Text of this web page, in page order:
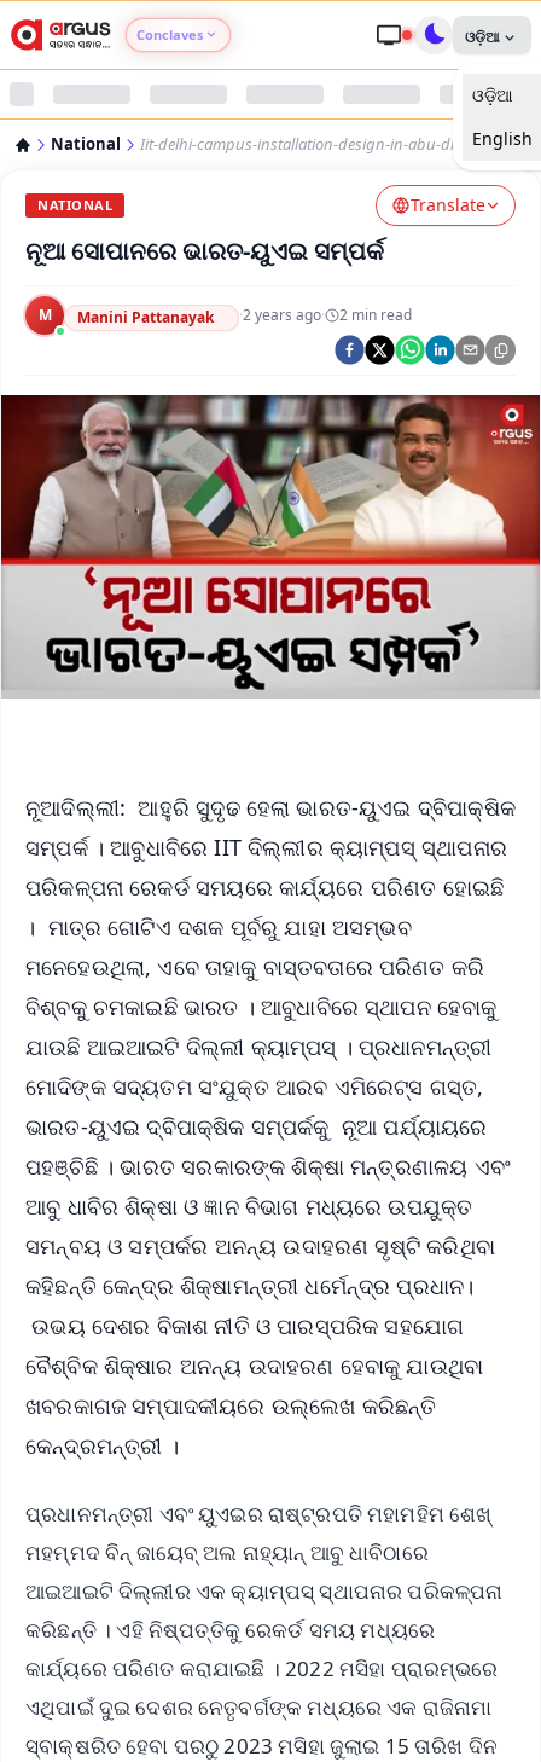
Conclaves
Argus Nari Shakti
Argus Swaad Odisha
Argus Chalo Dekhein Apna Desh
ଓଡ଼ିଆ
ଓଡ଼ିଆ
English
National Iit-delhi-campus-installation-design-in-abu-dhabi
NATIONAL Translate
ନୂଆ ସୋପାନରେ ଭାରତ-ୟୁଏଇ ସମ୍ପର୍କ
M Manini Pattanayak ·2 years ago· 2 min read
ନୂଆଦିଲ୍ଲୀ: ଆହୁରି ସୁଦୃଢ ହେଲା ଭାରତ-ୟୁଏଇ ଦ୍ବିପାକ୍ଷିକ
ସମ୍ପର୍କ । ଆବୁଧାବିରେ IIT ଦିଲ୍ଲୀର କ୍ୟାମ୍ପସ୍ ସ୍ଥାପନାର
ପରିକଳ୍ପନା ରେକର୍ଡ ସମୟରେ କାର୍ଯ୍ୟରେ ପରିଣତ ହୋଇଛି
। ମାତ୍ର ଗୋଟିଏ ଦଶକ ପୂର୍ବରୁ ଯାହା ଅସମ୍ଭବ
ମନେହେଉଥିଲା, ଏବେ ତାହାକୁ ବାସ୍ତବତାରେ ପରିଣତ କରି
ବିଶ୍ବକୁ ଚମକାଇଛି ଭାରତ । ଆବୁଧାବିରେ ସ୍ଥାପନ ହେବାକୁ
ଯାଉଛି ଆଇଆଇଟି ଦିଲ୍ଲୀ କ୍ୟାମ୍ପସ୍ । ପ୍ରଧାନମନ୍ତ୍ରୀ
ମୋଦିଙ୍କ ସଦ୍ୟତମ ସଂଯୁକ୍ତ ଆରବ ଏମିରେଟ୍ସ ଗସ୍ତ,
ଭାରତ-ୟୁଏଇ ଦ୍ବିପାକ୍ଷିକ ସମ୍ପର୍କକୁ ନୂଆ ପର୍ଯ୍ୟାୟରେ
ପହଞ୍ଚିଛି । ଭାରତ ସରକାରଙ୍କ ଶିକ୍ଷା ମନ୍ତ୍ରଣାଳୟ ଏବଂ
ଆବୁ ଧାବିର ଶିକ୍ଷା ଓ ଜ୍ଞାନ ବିଭାଗ ମଧ୍ୟରେ ଉପଯୁକ୍ତ
ସମନ୍ବୟ ଓ ସମ୍ପର୍କର ଅନନ୍ୟ ଉଦାହରଣ ସୃଷ୍ଟି କରିଥିବା
କହିଛନ୍ତି କେନ୍ଦ୍ର ଶିକ୍ଷାମନ୍ତ୍ରୀ ଧର୍ମେନ୍ଦ୍ର ପ୍ରଧାନ।
ଉଭୟ ଦେଶର ବିକାଶ ନୀତି ଓ ପାରସ୍ପରିକ ସହଯୋଗ
ବୈଶ୍ବିକ ଶିକ୍ଷାର ଅନନ୍ୟ ଉଦାହରଣ ହେବାକୁ ଯାଉଥିବା
ଖବରକାଗଜ ସମ୍ପାଦକୀୟରେ ଉଲ୍ଲେଖ କରିଛନ୍ତି
କେନ୍ଦ୍ରମନ୍ତ୍ରୀ ।
ପ୍ରଧାନମନ୍ତ୍ରୀ ଏବଂ ୟୁଏଇର ରାଷ୍ଟ୍ରପତି ମହାମହିମ ଶେଖ୍
ମହମ୍ମଦ ବିନ୍ ଜାୟେବ୍ ଅଲ ନାହ୍ୟାନ୍ ଆବୁ ଧାବିଠାରେ
ଆଇଆଇଟି ଦିଲ୍ଲୀର ଏକ କ୍ୟାମ୍ପସ୍ ସ୍ଥାପନାର ପରିକଳ୍ପନା
କରିଛନ୍ତି । ଏହି ନିଷ୍ପତ୍ତିକୁ ରେକର୍ଡ ସମୟ ମଧ୍ୟରେ
କାର୍ଯ୍ୟରେ ପରିଣତ କରାଯାଇଛି । 2022 ମସିହା ପ୍ରାରମ୍ଭରେ
ଏଥିପାଇଁ ଦୁଇ ଦେଶର ନେତୃବର୍ଗଙ୍କ ମଧ୍ୟରେ ଏକ ରାଜିନାମା
ସ୍ବାକ୍ଷରିତ ହେବା ପରଠୁ 2023 ମସିହା ଜୁଲାଇ 15 ତାରିଖ ଦିନ